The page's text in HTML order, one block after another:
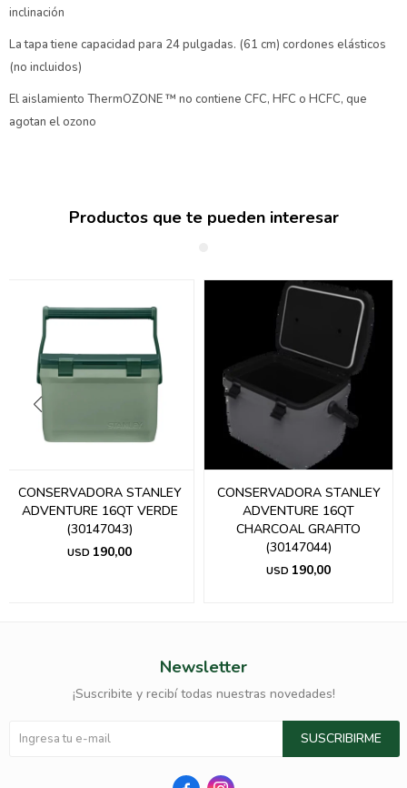
inclinación
La tapa tiene capacidad para 24 pulgadas. (61 cm) cordones elásticos
(no incluidos)
El aislamiento ThermOZONE ™ no contiene CFC, HFC o HCFC, que
agotan el ozono
Productos que te pueden interesar
CONSERVADORA STANLEY
ADVENTURE 16QT VERDE
(30147043)
USD 190,00
CONSERVADORA STANLEY
ADVENTURE 16QT
CHARCOAL GRAFITO
(30147044)
USD 190,00
Newsletter
¡Suscribite y recibí todas nuestras novedades!
SUSCRIBIRME